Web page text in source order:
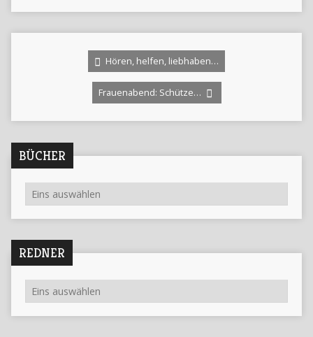
Hören, helfen, liebhaben…
Frauenabend: Schütze…
BÜCHER
REDNER